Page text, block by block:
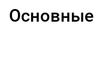
Основные